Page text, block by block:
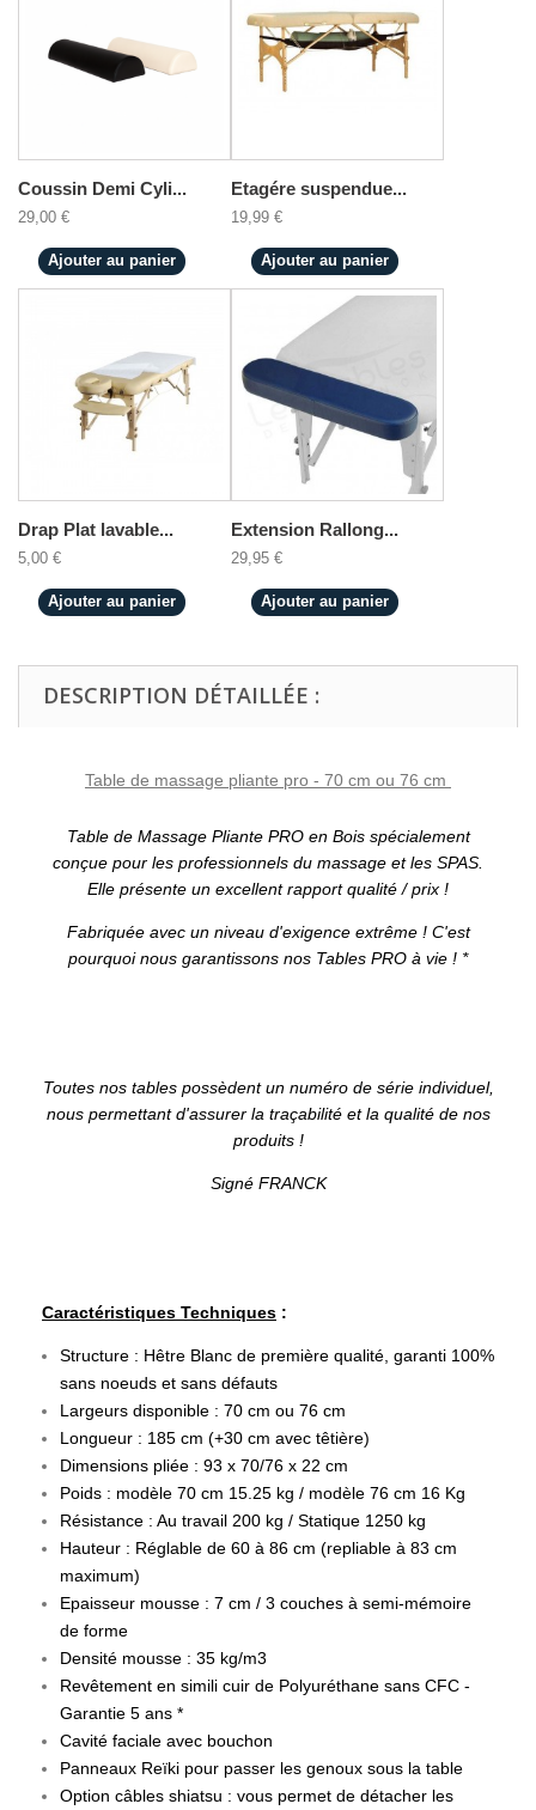
Coussin Demi Cyli...
29,00 €
Ajouter au panier
Etagére suspendue...
19,99 €
Ajouter au panier
Drap Plat lavable...
5,00 €
Ajouter au panier
Extension Rallong...
29,95 €
Ajouter au panier
DESCRIPTION DÉTAILLÉE :
Table de massage pliante pro - 70 cm ou 76 cm
Table de Massage Pliante PRO en Bois spécialement
conçue pour les professionnels du massage et les SPAS.
Elle présente un excellent rapport qualité / prix !
Fabriquée avec un niveau d'exigence extrême ! C'est
pourquoi nous garantissons nos Tables PRO à vie ! *
Toutes nos tables possèdent un numéro de série individuel,
nous permettant d'assurer la traçabilité et la qualité de nos
produits !
Signé FRANCK
Caractéristiques Techniques :
Structure : Hêtre Blanc de première qualité, garanti 100%
sans noeuds et sans défauts
Largeurs disponible : 70 cm ou 76 cm
Longueur : 185 cm (+30 cm avec têtière)
Dimensions pliée : 93 x 70/76 x 22 cm
Poids : modèle 70 cm 15.25 kg / modèle 76 cm 16 Kg
Résistance : Au travail 200 kg / Statique 1250 kg
Hauteur : Réglable de 60 à 86 cm (repliable à 83 cm
maximum)
Epaisseur mousse : 7 cm / 3 couches à semi-mémoire
de forme
Densité mousse : 35 kg/m3
Revêtement en simili cuir de Polyuréthane sans CFC -
Garantie 5 ans *
Cavité faciale avec bouchon
Panneaux Reïki pour passer les genoux sous la table
Option câbles shiatsu : vous permet de détacher les